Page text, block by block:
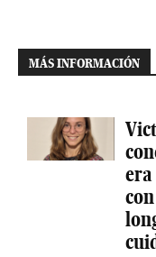
MÁS INFORMACIÓN
era